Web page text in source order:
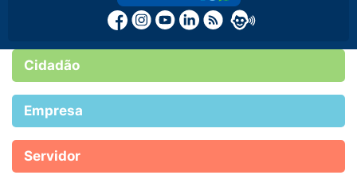
Cidadão
Empresa
Servidor